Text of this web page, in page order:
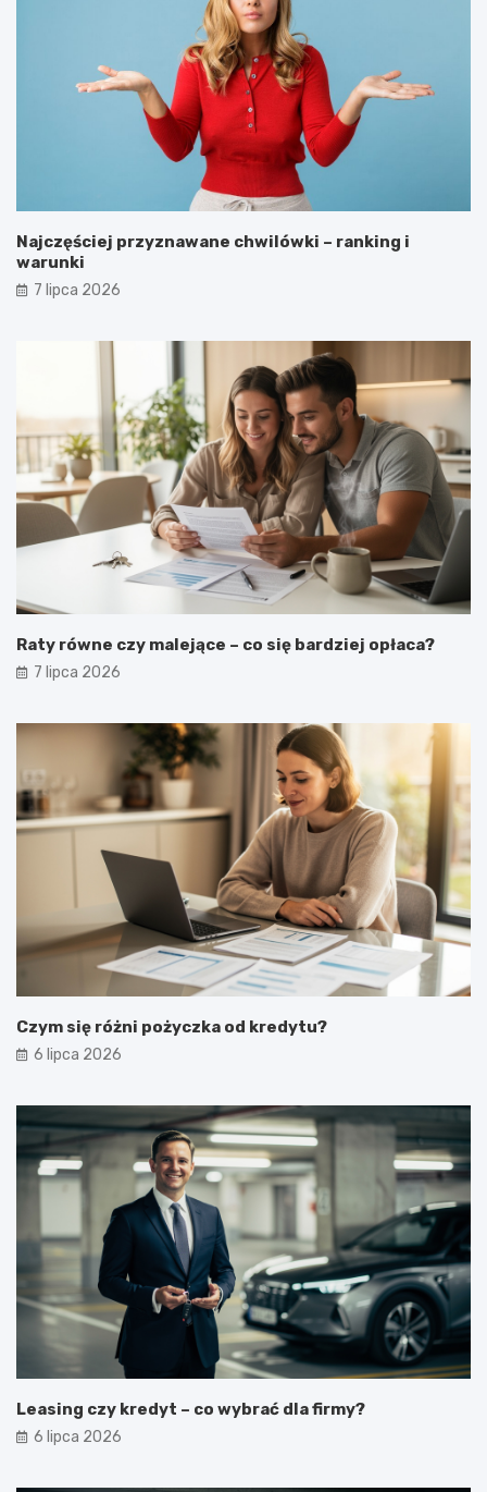
Najczęściej przyznawane chwilówki – ranking i
warunki
7 lipca 2026
Raty równe czy malejące – co się bardziej opłaca?
7 lipca 2026
Czym się różni pożyczka od kredytu?
6 lipca 2026
Leasing czy kredyt – co wybrać dla firmy?
6 lipca 2026